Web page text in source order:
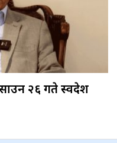
साउन २६ गते स्वदेश